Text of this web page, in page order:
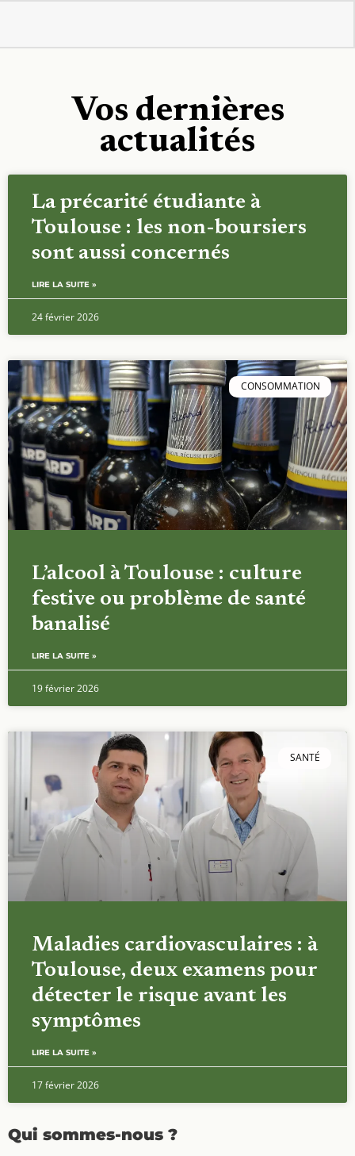
Vos dernières
actualités
La précarité étudiante à
Toulouse : les non-boursiers
sont aussi concernés
LIRE LA SUITE »
24 février 2026
CONSOMMATION
L’alcool à Toulouse : culture
festive ou problème de santé
banalisé
LIRE LA SUITE »
19 février 2026
SANTÉ
Maladies cardiovasculaires : à
Toulouse, deux examens pour
détecter le risque avant les
symptômes
LIRE LA SUITE »
17 février 2026
Qui sommes-nous ?